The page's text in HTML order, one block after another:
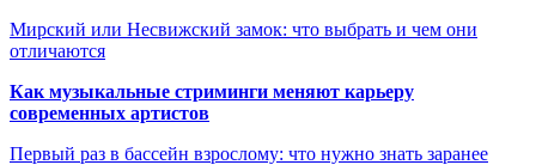
Мирский или Несвижский замок: что выбрать и чем они
отличаются
Как музыкальные стриминги меняют карьеру
современных артистов
Первый раз в бассейн взрослому: что нужно знать заранее